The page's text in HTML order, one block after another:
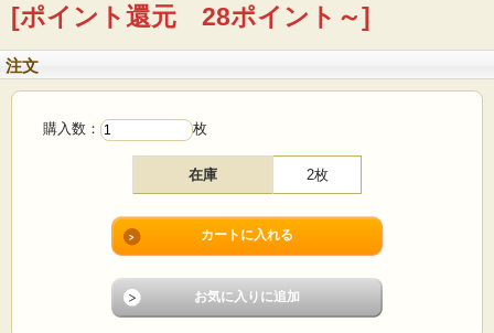
みられます。その他目立つダメージはなく、よいヴィンテージコンディションで
す。
[ポイント還元 28ポイント～]
注文
購入数： 枚
在庫 2枚